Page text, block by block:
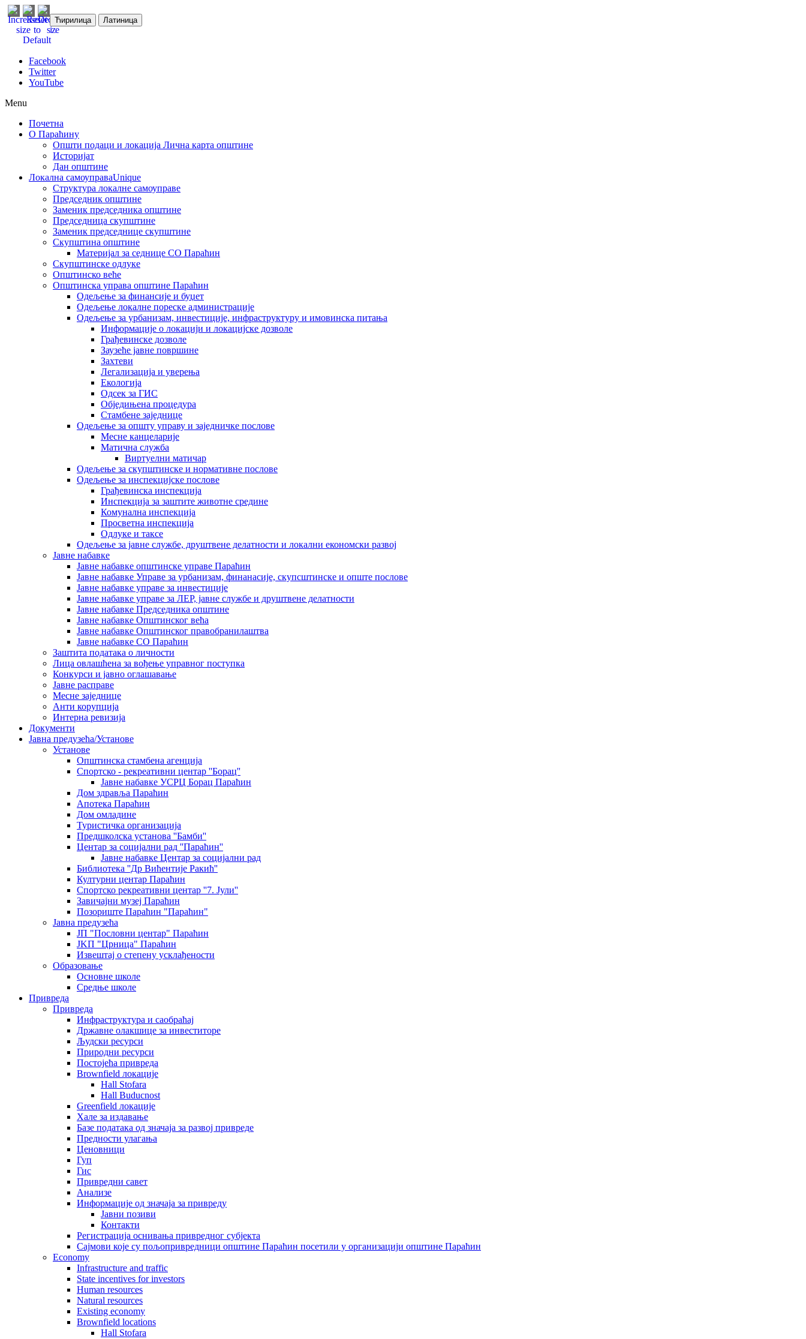
Ћирилица Латиница
Facebook
Twitter
YouTube
Menu
Почетна
О Параћину
Општи подаци и локација Лична карта општине
Историјат
Дан општине
Локална самоуправаUnique
Структура локалне самоуправе
Председник општине
Заменик председника општине
Председница скупштине
Заменик председнице скупштине
Скупштина општине
Материјал за седнице СО Параћин
Скупштинске одлуке
Општинско веће
Општинска управа општине Параћин
Одељење за финансије и буџет
Одељење локалне пореске администрације
Одељење за урбанизам, инвестиције, инфраструктуру и имовинска питања
Информације о локацији и локацијске дозволе
Грађевинске дозволе
Заузеће јавне површине
Захтеви
Легализација и уверења
Екологија
Одсек за ГИС
Обједињена процедура
Стамбене заједнице
Oдељење за општу управу и заједничке послове
Месне канцеларије
Матична служба
Виртуелни матичар
Одељење за скупштинске и нормативне послове
Одељење за инспекцијске послове
Грађевинска инспекција
Инспекција за заштите животне средине
Комунална инспекција
Просветна инспекција
Одлуке и таксе
Одељење за јавне службе, друштвене делатности и локални економски развој
Јавне набавке
Јавне набавке општинске управе Параћин
Јавне набавке Управе за урбанизам, финанасије, скупсштинске и опште послове
Јавне набавке управе за инвестиције
Јавне набавке управе за ЛЕР, јавне службе и друштвене делатности
Јавне набавке Председника општине
Јавне набавке Општинског већа
Јавне набавке Општинског правобранилаштва
Јавне набавке СО Параћин
Заштита података о личности
Лица овлашћена за вођење управног поступка
Конкурси и јавно оглашавање
Јавне расправе
Месне заједнице
Анти корупција
Интерна ревизија
Документи
Јавна предузећа/Установе
Установе
Општинскa стамбенa агенцијa
Спортско - рекреативни центар ''Борац''
Јавне набавке УСРЦ Борац Параћин
Дом здравља Параћин
Апотека Параћин
Дом омладине
Туристичка организација
Предшколска установа ''Бамби''
Центар за социјални рад ''Параћин''
Јавне набавке Центар за социјални рад
Библиотека ''Др Вићентије Ракић''
Културни центар Параћин
Спортско рекреативни центар ''7. Јули''
Завичајни музеј Параћин
Позориште Параћин "Параћин"
Јавна предузећа
ЈП "Пословни центар" Параћин
ЈKП "Црница" Параћин
Извештај о степену усклађености
Образовање
Основне школе
Средње школе
Привреда
Привреда
Инфраструктура и саобраћај
Државне олакшице за инвеститоре
Људски ресурси
Природни ресурси
Постојећа привреда
Brownfield локације
Hall Stofara
Hall Buducnost
Greenfield локације
Хале за издавање
Базе података од значаја за развој привреде
Предности улагања
Ценовници
Гуп
Гис
Привредни савет
Aнализе
Информације од значаја за привреду
Јавни позиви
Контакти
Регистрација оснивања привредног субјекта
Сајмови које су пољопривредници општине Параћин посетили у организацији општине Параћин
Economy
Infrastructure and traffic
State incentives for investors
Human resources
Natural resources
Existing economy
Brownfield locations
Hall Stofara